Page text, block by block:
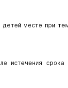
детей месте при
истечения срока